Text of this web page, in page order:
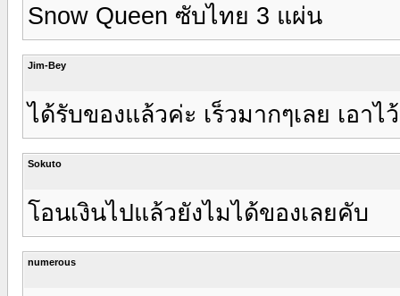
Snow Queen ซับไทย 3 แผ่น
Jim-Bey
ได้รับของแล้วค่ะ เร็วมากๆเลย เอา
Sokuto
โอนเงินไปแล้วยังไมได้ของเลยคับ
numerous